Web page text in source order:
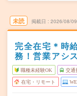
未読 掲載日 2026/08/09
完全在宅＊時
務！営業アシ
職種未経験OK 交通
在宅・リモート